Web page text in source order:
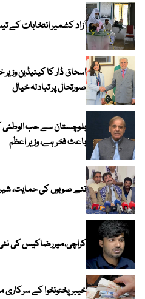
آزاد کشمیر انتخابات
اسحاق ڈار کا کینیڈین
صورتحال پر تبادلہ خیال
بلوچستان سے حب الوطنی
باعث فخر ہے، وزیر اعظم
نئے صوبوں کی حمایت،
کراچی،میررضاکیس کی
خیبرپختونخوا کے سرکاری